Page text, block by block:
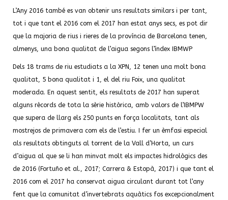
L’Any 2016 també es van obtenir uns resultats similars i per tant,
tot i que tant el 2016 com el 2017 han estat anys secs, es pot dir
que la majoria de rius i rieres de la província de Barcelona tenen,
almenys, una bona qualitat de l’aigua segons l’índex IBMWP
Dels 18 trams de riu estudiats a la XPN, 12 tenen una molt bona
qualitat, 5 bona qualitat i 1, el del riu Foix, una qualitat
moderada. En aquest sentit, els resultats de 2017 han superat
alguns rècords de tota la sèrie històrica, amb valors de l’IBMPW
que supera de llarg els 250 punts en força localitats, tant als
mostrejos de primavera com els de l’estiu. I fer un èmfasi especial
als resultats obtinguts al torrent de la Vall d’Horta, un curs
d’aigua al que se li han minvat molt els impactes hidrològics des
de 2016 (Fortuño et al., 2017; Carrera & Estopà, 2017) i que tant el
2016 com el 2017 ha conservat aigua circulant durant tot l’any
fent que la comunitat d’invertebrats aquàtics fos excepcionalment